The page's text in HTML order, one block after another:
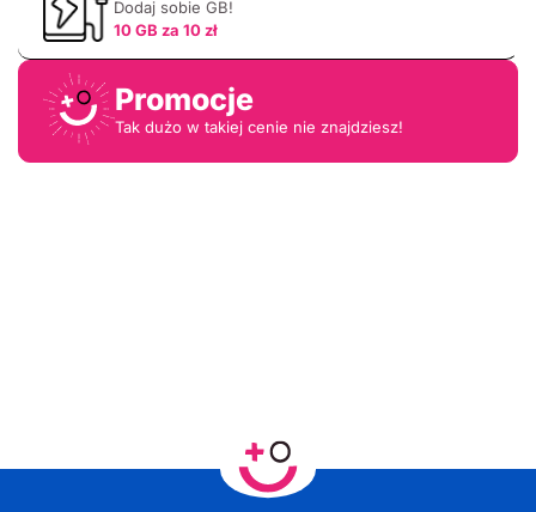
Dodaj sobie GB!
10 GB za 10 zł
Promocje
Tak dużo w takiej cenie nie znajdziesz!